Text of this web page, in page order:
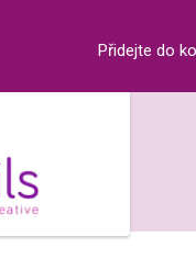
Přidejte do